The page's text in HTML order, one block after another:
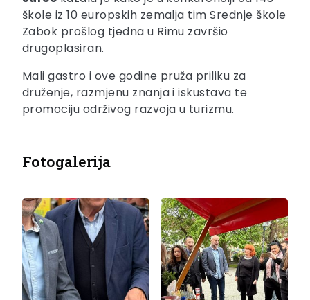
škole iz 10 europskih zemalja tim Srednje škole
Zabok prošlog tjedna u Rimu završio
drugoplasiran.
Mali gastro i ove godine pruža priliku za
druženje, razmjenu znanja i iskustava te
promociju održivog razvoja u turizmu.
Fotogalerija